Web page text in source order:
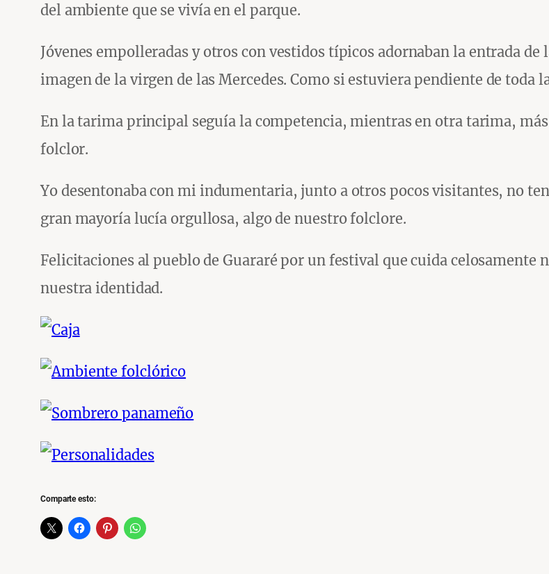
del ambiente que se vivía en el parque.
Jóvenes empolleradas y otros con vestidos típicos adornaban la entrada
imagen de la virgen de las Mercedes. Como si estuviera pendiente de toda
En la tarima principal seguía la competencia, mientras en otra tarima,
folclor.
Yo desentonaba con mi indumentaria, junto a otros pocos visitantes, no
gran mayoría lucía orgullosa, algo de nuestro folclore.
Felicitaciones al pueblo de Guararé por un festival que cuida
nuestra identidad.
Comparte esto: